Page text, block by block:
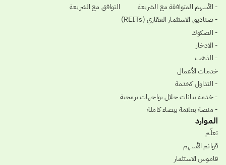
- الأسهم المتوافقة مع الشريعة
- صناديق الاستثمار العقاري (REITs)
- الصكوك
- الادخار
- الذهب
خدمات الأعمال
- التداول كخدمة
- خدمة بيانات حلال بواجهات برمجية
- منصة بعلامة بيضاء كاملة
التوافق مع الشريعة
الموارد
تعلّم
قوائم الأسهم
قاموس الاستثمار